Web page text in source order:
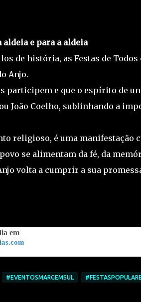
e para a aldeia
de história, as Festas de
Anjo.
participem e que o espírito de
João Coelho, sublinhando a
religioso, é uma manifestação
se alimentam da fé, da
volta a cumprir a sua
em
#EVENTOSMARGEMSUL